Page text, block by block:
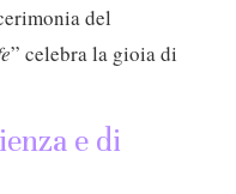
del
” celebra la gioia di
e di